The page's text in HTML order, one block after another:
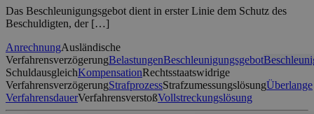
Das Beschleunigungsgebot dient in erster Linie dem Schutz des
Beschuldigten, der […]
AnrechnungAusländische
VerfahrensverzögerungBelastungenBeschleunigungsgebot
SchuldausgleichKompensationRechtsstaatswidrige
VerfahrensverzögerungStrafprozessStrafzumessungslösungÜberlange
VerfahrensdauerVerfahrensverstoßVollstreckungslösung